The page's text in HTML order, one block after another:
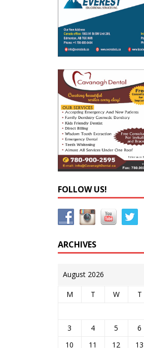
FOLLOW US!
ARCHIVES
August 2026
M T W T
3
4 5 6
10
11 12 13